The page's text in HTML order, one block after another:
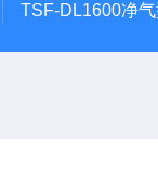
TSF-DL1600净